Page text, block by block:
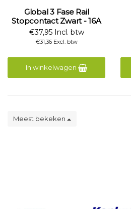
Global 3 Fase Rail
Stopcontact Zwart - 16A
€37,95 Incl. btw
€31,36 Excl. btw
In winkelwagen
Meest bekeken